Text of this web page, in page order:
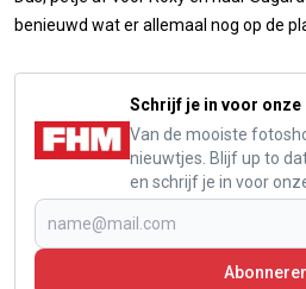
benieuwd wat er allemaal nog op de
Schrijf je in voor onze
Van de mooiste
nieuwtjes. Blijf up to
en schrijf je in voor